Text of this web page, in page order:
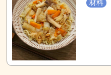
材料